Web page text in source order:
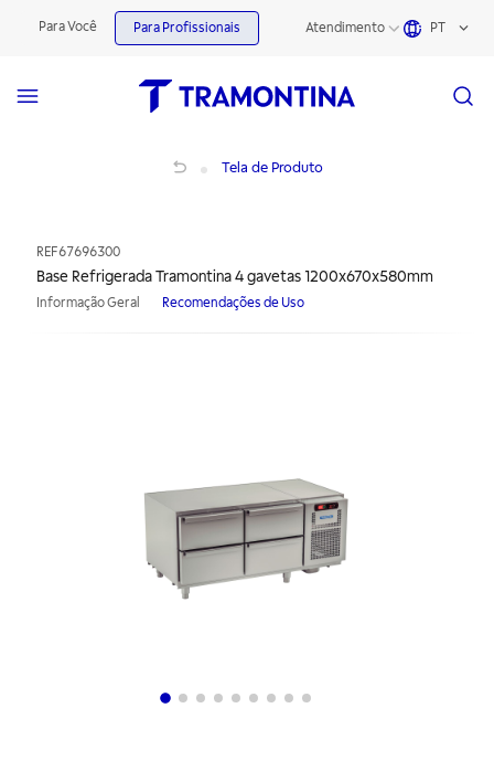
Para Você Para Profissionais Atendimento PT
Tela de Produto
REF67696300
Base Refrigerada Tramontina 4 gavetas 1200x670x580mm
Informação Geral Recomendações de Uso